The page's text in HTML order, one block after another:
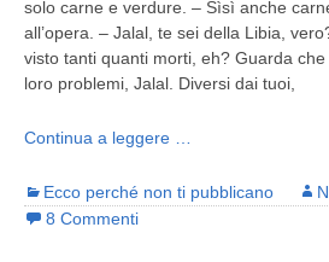
solo carne e verdure. – Sìsì anche
all’opera. – Jalal, te sei della Libia,
visto tanti quanti morti, eh? Guarda
loro problemi, Jalal. Diversi dai tuoi,
Continua a leggere …
Ecco perché non ti pubblicano
8 Commenti